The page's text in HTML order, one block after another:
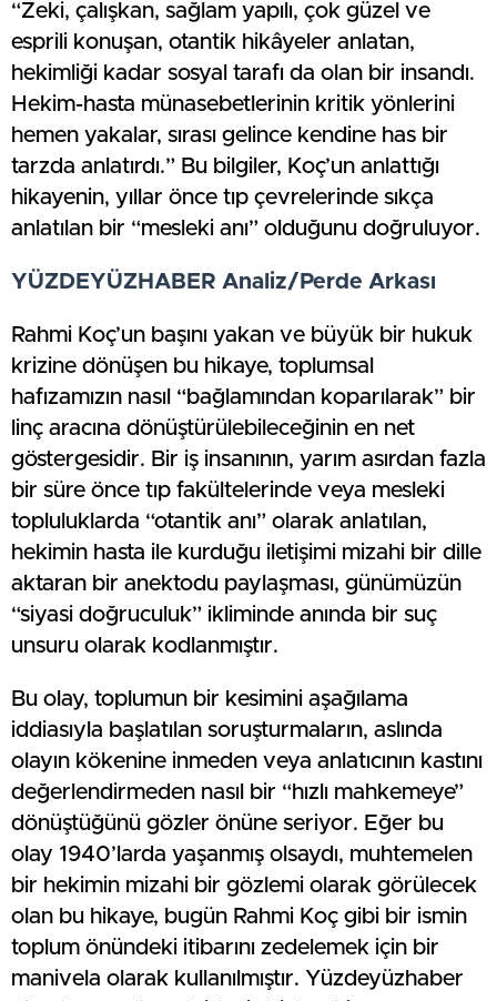
“Zeki, çalışkan, sağlam yapılı, çok güzel ve
esprili konuşan, otantik hikâyeler anlatan,
hekimliği kadar sosyal tarafı da olan bir insandı.
Hekim-hasta münasebetlerinin kritik yönlerini
hemen yakalar, sırası gelince kendine has bir
tarzda anlatırdı.” Bu bilgiler, Koç’un anlattığı
hikayenin, yıllar önce tıp çevrelerinde sıkça
anlatılan bir “mesleki anı” olduğunu doğruluyor.
YÜZDEYÜZHABER Analiz/Perde Arkası
Rahmi Koç’un başını yakan ve büyük bir hukuk
krizine dönüşen bu hikaye, toplumsal
hafızamızın nasıl “bağlamından koparılarak” bir
linç aracına dönüştürülebileceğinin en net
göstergesidir. Bir iş insanının, yarım asırdan fazla
bir süre önce tıp fakültelerinde veya mesleki
topluluklarda “otantik anı” olarak anlatılan,
hekimin hasta ile kurduğu iletişimi mizahi bir dille
aktaran bir anektodu paylaşması, günümüzün
“siyasi doğruculuk” ikliminde anında bir suç
unsuru olarak kodlanmıştır.
Bu olay, toplumun bir kesimini aşağılama
iddiasıyla başlatılan soruşturmaların, aslında
olayın kökenine inmeden veya anlatıcının kastını
değerlendirmeden nasıl bir “hızlı mahkemeye”
dönüştüğünü gözler önüne seriyor. Eğer bu
olay 1940’larda yaşanmış olsaydı, muhtemelen
bir hekimin mizahi bir gözlemi olarak görülecek
olan bu hikaye, bugün Rahmi Koç gibi bir ismin
toplum önündeki itibarını zedelemek için bir
manivela olarak kullanılmıştır. Yüzdeyüzhaber